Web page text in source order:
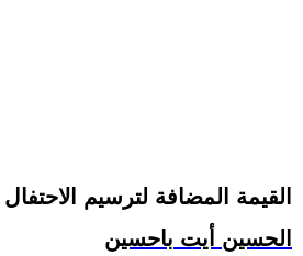
القيمة المضافة لترسيم الاحتفال
الحسين أيت باحسين